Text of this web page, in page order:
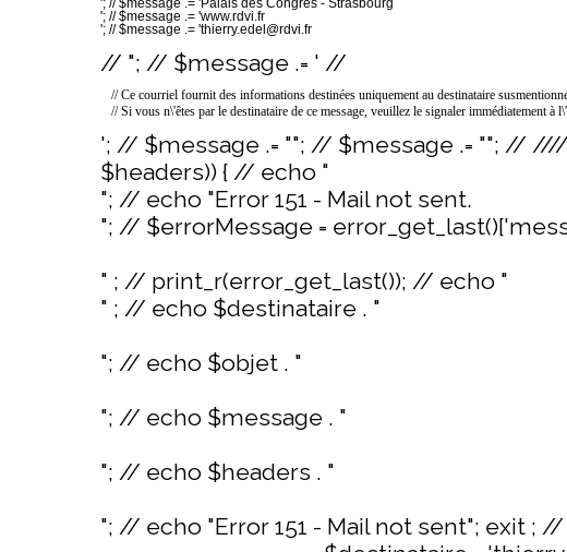
'; // $message .= 'Palais des Congrès - Strasbourg
'; // $message .= 'www.rdvi.fr
'; // $message .= 'thierry.edel@rdvi.fr
// "; // $message .= ' //
// Ce courriel fournit des informations destinées uniquement au destinataire
// Si vous n\'êtes par le destinataire de ce message, veuillez le signaler immédiatement à
'; // $message .= ""; // $message .= ""; //
$headers)) { // echo "
"; // echo "Error 151 - Mail not sent.
"; // $errorMessage =
" ; // print_r(error_get_last()); // echo "
" ; // echo $destinataire . "
"; // echo $objet . "
"; // echo $message . "
"; // echo $headers . "
"; // echo "Error 151 - Mail not sent"; exit